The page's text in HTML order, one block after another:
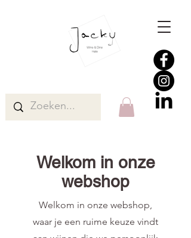
Welkom in onze
webshop
Welkom in onze webshop,
waar je een ruime keuze vindt